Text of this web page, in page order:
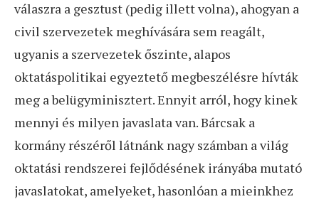
válaszra a gesztust (pedig illett volna), ahogyan a
civil szervezetek meghívására sem reagált,
ugyanis a szervezetek őszinte, alapos
oktatáspolitikai egyeztető megbeszélésre hívták
meg a belügyminisztert. Ennyit arról, hogy kinek
mennyi és milyen javaslata van. Bárcsak a
kormány részéről látnánk nagy számban a világ
oktatási rendszerei fejlődésének irányába mutató
javaslatokat, amelyeket, hasonlóan a mieinkhez